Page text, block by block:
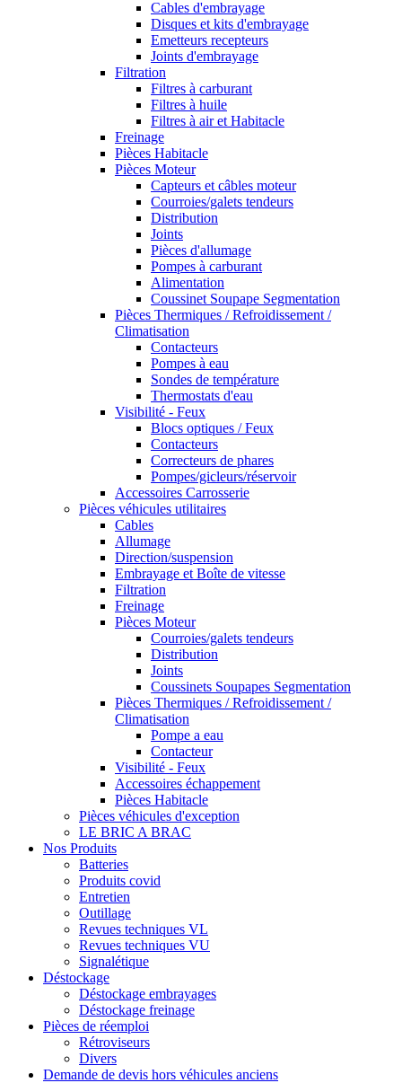
Cables d'embrayage
Disques et kits d'embrayage
Emetteurs recepteurs
Joints d'embrayage
Filtration
Filtres à carburant
Filtres à huile
Filtres à air et Habitacle
Freinage
Pièces Habitacle
Pièces Moteur
Capteurs et câbles moteur
Courroies/galets tendeurs
Distribution
Joints
Pièces d'allumage
Pompes à carburant
Alimentation
Coussinet Soupape Segmentation
Pièces Thermiques / Refroidissement /
Climatisation
Contacteurs
Pompes à eau
Sondes de température
Thermostats d'eau
Visibilité - Feux
Blocs optiques / Feux
Contacteurs
Correcteurs de phares
Pompes/gicleurs/réservoir
Accessoires Carrosserie
Pièces véhicules utilitaires
Cables
Allumage
Direction/suspension
Embrayage et Boîte de vitesse
Filtration
Freinage
Pièces Moteur
Courroies/galets tendeurs
Distribution
Joints
Coussinets Soupapes Segmentation
Pièces Thermiques / Refroidissement /
Climatisation
Pompe a eau
Contacteur
Visibilité - Feux
Accessoires échappement
Pièces Habitacle
Pièces véhicules d'exception
LE BRIC A BRAC
Nos Produits
Batteries
Produits covid
Entretien
Outillage
Revues techniques VL
Revues techniques VU
Signalétique
Déstockage
Déstockage embrayages
Déstockage freinage
Pièces de réemploi
Rétroviseurs
Divers
Demande de devis hors véhicules anciens